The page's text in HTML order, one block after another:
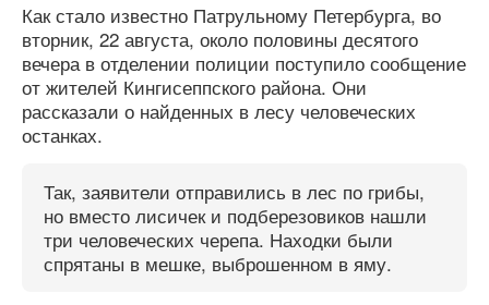
Как стало известно Патрульному Петербурга, во
вторник, 22 августа, около половины десятого
вечера в отделении полиции поступило сообщение
от жителей Кингисеппского района. Они
рассказали о найденных в лесу человеческих
останках.
Так, заявители отправились в лес по грибы,
но вместо лисичек и подберезовиков нашли
три человеческих черепа. Находки были
спрятаны в мешке, выброшенном в яму.